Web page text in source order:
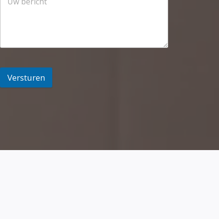
Versturen